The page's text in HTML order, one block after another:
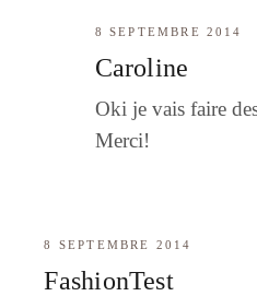
8 SEPTEMBRE 2014
Caroline
Oki je vais faire
Merci!
8 SEPTEMBRE 2014
FashionTest